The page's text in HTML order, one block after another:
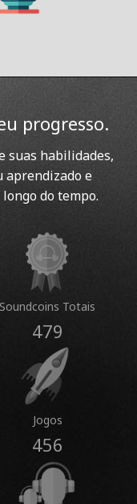
progresso.
suas habilidades,
aprendizado e
do tempo.
Soundcoins Totais
479
Jogos
456